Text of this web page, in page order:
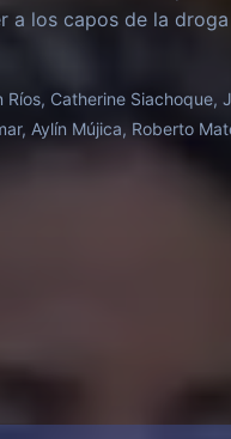
a los capos de la
Catherine
Aylín Mújica, Roberto